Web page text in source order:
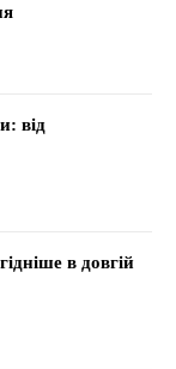
від
в довгій